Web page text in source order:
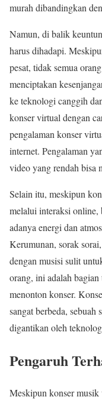
murah dibandingkan
Namun, di balik
harus dihadapi.
pesat, tidak semua
menciptakan
ke teknologi canggih
konser virtual dengan
pengalaman konser
internet. Pengalaman
video yang rendah bisa
Selain itu, meskipun
melalui interaksi online,
adanya energi dan
Kerumunan, sorak
dengan musisi sulit
orang, ini adalah
menonton konser.
sangat berbeda, sebuah
digantikan oleh
Pengaruh
Meskipun konser